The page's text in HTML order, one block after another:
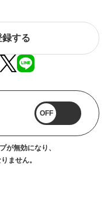
録する
OFF
が無効になり、
ません。